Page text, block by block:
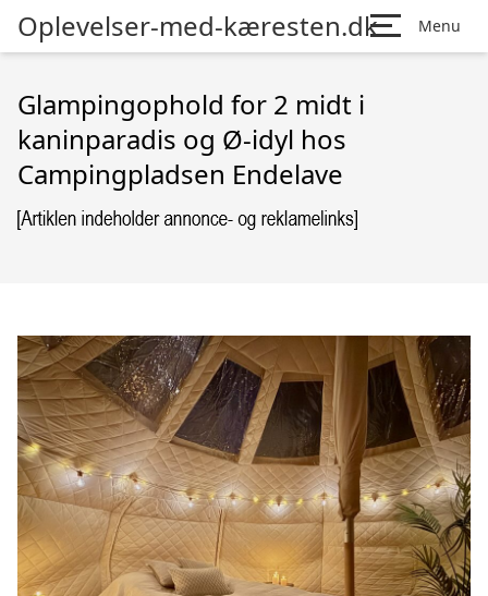
Oplevelser-med-kæresten.dk Menu
Glampingophold for 2 midt i
kaninparadis og Ø-idyl hos
Campingpladsen Endelave